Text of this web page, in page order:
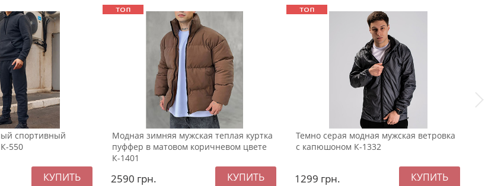
спортивный
550
Модная зимняя мужская теплая куртка
пуффер в матовом коричневом цвете
К-1401
2590 грн.
Темно серая модная мужская ветровка
с капюшоном К-1332
1299 грн.